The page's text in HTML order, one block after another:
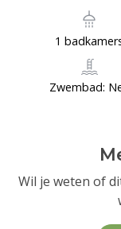
1
Zwembad:
Wil je weten of